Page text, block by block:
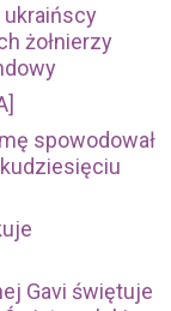
ukraińscy
żołnierzy
spowodował
Gavi świętuje